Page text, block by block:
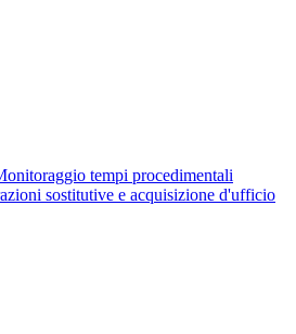
tempi procedimentali
sostitutive e acquisizione d'ufficio